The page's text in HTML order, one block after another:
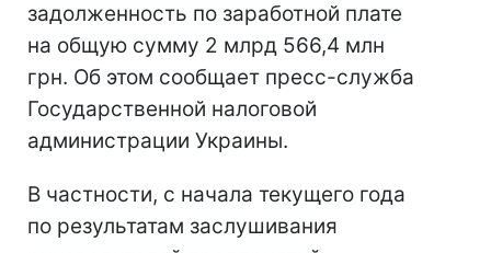
задолженность по заработной плате
на общую сумму 2 млрд 566,4 млн
грн. Об этом сообщает пресс-служба
Государственной налоговой
администрации Украины.
В частности, с начала текущего года
по результатам заслушивания